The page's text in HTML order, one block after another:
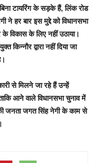
टायरिंग के सड़के हैं, लिंक रोड
ने हर बार इस मुद्दे को विधानसभा
के विकास के लिए नहीं उठाया।
द्वारा नहीं दिया जा
से मिलने जा रहे हैं उन्हें
आने वाले विधानसभा चुनाव में
जनता जगत सिंह नेगी के काम से